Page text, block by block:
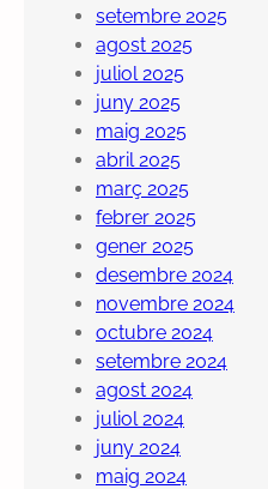
setembre 2025
agost 2025
juliol 2025
juny 2025
maig 2025
abril 2025
març 2025
febrer 2025
gener 2025
desembre 2024
novembre 2024
octubre 2024
setembre 2024
agost 2024
juliol 2024
juny 2024
maig 2024